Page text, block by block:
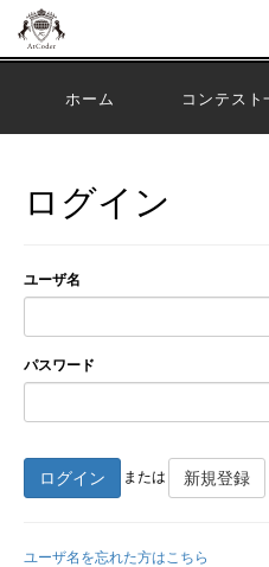
ホーム コンテスト
ログイン
ユーザ名
パスワード
ログイン または 新規登録
ユーザ名を忘れた方はこちら